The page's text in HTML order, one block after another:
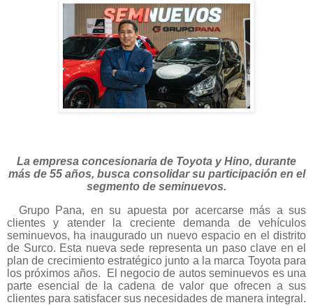
La empresa concesionaria de Toyota y Hino, durante
más de 55 años, busca consolidar su participación en el
segmento de seminuevos.
Grupo Pana, en su apuesta por acercarse más a sus
clientes y atender la creciente demanda de vehículos
seminuevos, ha inaugurado un nuevo espacio en el distrito
de Surco. Esta nueva sede representa un paso clave en el
plan de crecimiento estratégico junto a la marca Toyota para
los próximos años. El negocio de autos seminuevos es una
parte esencial de la cadena de valor que ofrecen a sus
clientes para satisfacer sus necesidades de manera integral.